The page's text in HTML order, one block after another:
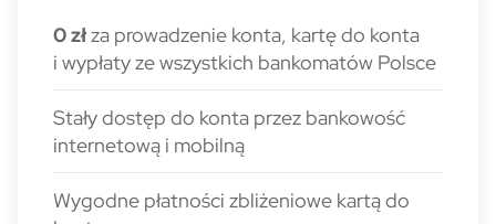
0 złza prowadzenie konta, kartę do konta
i wypłaty ze wszystkich bankomatów Polsce
Stały dostęp do konta przez bankowość
internetową i mobilną
Wygodne płatności zbliżeniowe kartą do